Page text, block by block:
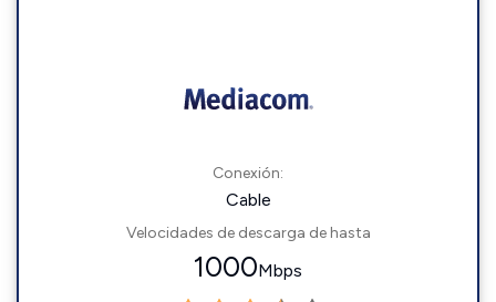
Conexión:
Cable
Velocidades de descarga de hasta
1000Mbps